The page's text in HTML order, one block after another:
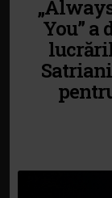
You”